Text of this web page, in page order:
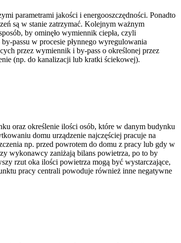
parametrami jakości i energooszczędności. Ponadto
są w stanie zatrzymać. Kolejnym ważnym
by ominęło wymiennik ciepła, czyli
passu w procesie płynnego wyregulowania
przez wymiennik i by-pass o określonej przez
(np. do kanalizacji lub kratki ściekowej).
oraz określenie ilości osób, które w danym budynku
domu urządzenie najczęściej pracuje na
np. przed powrotem do domu z pracy lub gdy w
wykonawcy zaniżają bilans powietrza, po to by
rzut oka ilości powietrza mogą być wystarczające,
pracy centrali powoduje również inne negatywne